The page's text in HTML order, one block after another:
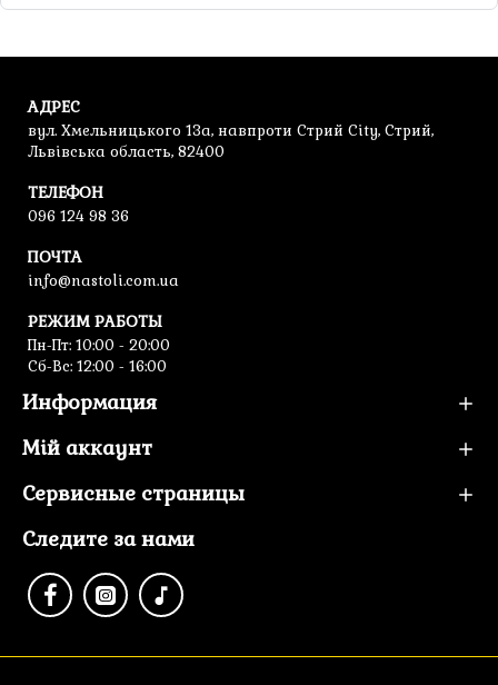
жизни.
АДРЕС
вул. Хмельницького 13а, навпроти Стрий City, Стрий,
Львівська область, 82400
ТЕЛЕФОН
096 124 98 36
ПОЧТА
info@nastoli.com.ua
РЕЖИМ РАБОТЫ
Пн-Пт: 10:00 - 20:00
Сб-Вс: 12:00 - 16:00
Информация
Мій аккаунт
Сервисные страницы
Следите за нами